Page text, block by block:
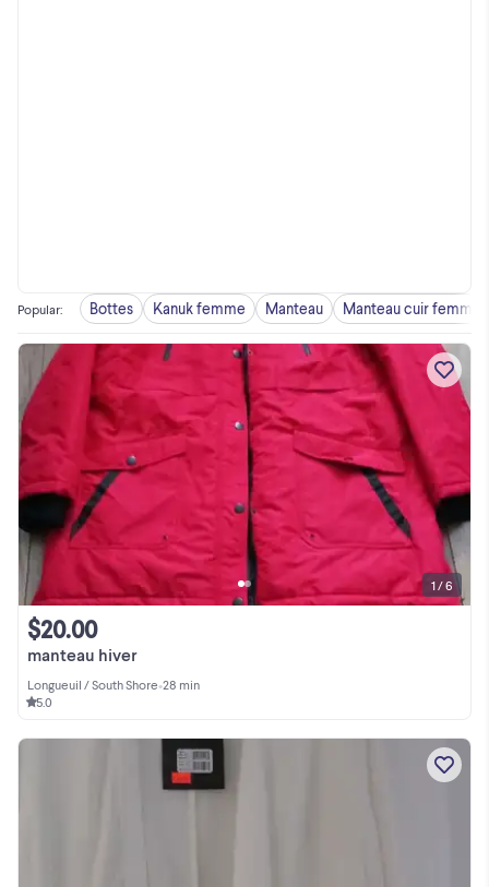
Popular: Bottes Kanuk femme Manteau Manteau cuir femme
manteau hiver
$20.00
Longueuil / South Shore•28 min
5.0
1 / 6